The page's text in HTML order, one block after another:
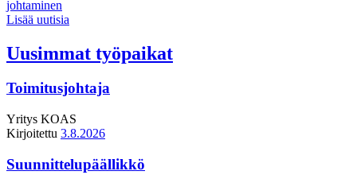
johtaminen
Lisää uutisia
Uusimmat työpaikat
Toimitusjohtaja
Yritys KOAS
Kirjoitettu 3.8.2026
Suunnittelupäällikkö